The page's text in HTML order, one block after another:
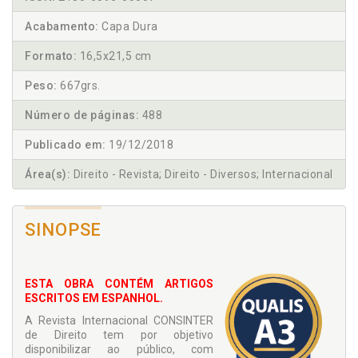
Acabamento: Capa Dura
Formato: 16,5x21,5 cm
Peso: 667grs.
Número de páginas: 488
Publicado em: 19/12/2018
Área(s): Direito - Revista; Direito - Diversos; Internacional
SINOPSE
ESTA OBRA CONTÉM ARTIGOS
ESCRITOS EM ESPANHOL.
A Revista Internacional CONSINTER
de Direito tem por objetivo
disponibilizar ao público, com